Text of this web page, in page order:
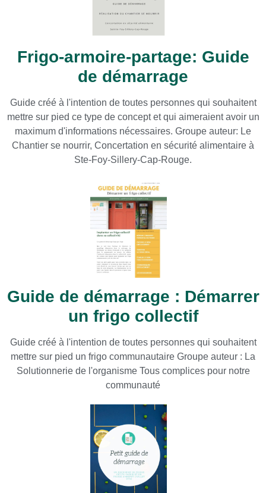
Frigo-armoire-partage: Guide
de démarrage
Guide créé à l'intention de toutes personnes qui souhaitent
mettre sur pied ce type de concept et qui aimeraient avoir un
maximum d'informations nécessaires. Groupe auteur: Le
Chantier se nourrir, Concertation en sécurité alimentaire à
Ste-Foy-Sillery-Cap-Rouge.
Guide de démarrage : Démarrer
un frigo collectif
Guide créé à l'intention de toutes personnes qui souhaitent
mettre sur pied un frigo communautaire Groupe auteur : La
Solutionnerie de l'organisme Tous complices pour notre
communauté